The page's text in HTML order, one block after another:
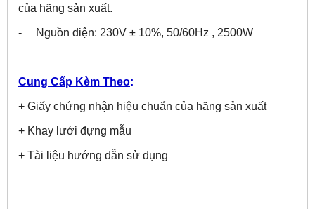
của hãng sản xuất.
- Nguồn điện: 230V ± 10%, 50/60Hz , 2500W
Cung Cấp Kèm Theo:
+ Giấy chứng nhận hiệu chuẩn của hãng sản xuất
+ Khay lưới đựng mẫu
+ Tài liệu hướng dẫn sử dụng